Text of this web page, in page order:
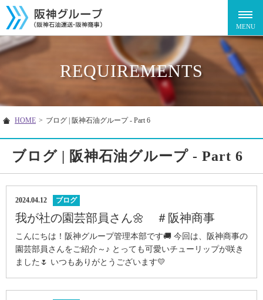
REQUIREMENTS
HOME > ブログ | 阪神石油グループ - Part 6
ブログ | 阪神石油グループ - Part 6
2024.04.12 ブログ
我が社の園芸部員さん🌼 ＃阪神商事
こんにちは！阪神グループ管理本部です🚚 今回は、阪神商事の
園芸部員さんをご紹介～♪ とっても可愛いチューリップが咲き
ました🌷 いつもありがとうございます💛